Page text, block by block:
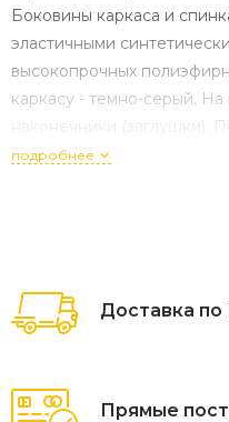
Боковины каркаса и
эластичными
высокопрочных
каркасу - темно-серый.
наконечники (заглушки).
и съёмных чехлов,
подробнее
Доставка
Прямые